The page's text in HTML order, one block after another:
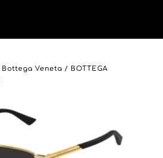
Bottega Veneta / BOTTEGA